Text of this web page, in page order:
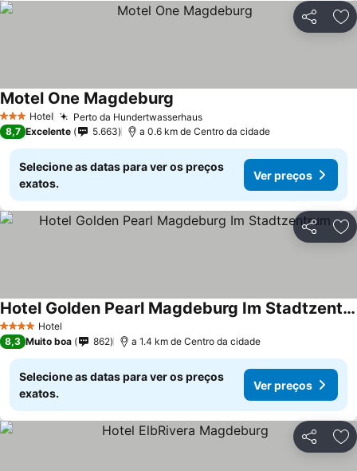
Partilhar
3 EstrelasHotel Perto da Hundertwasserhaus
Motel One Magdeburg
8,7 Excelente 5.663 a 0.6 km de Centro da cidade
Selecione as datas para ver os preços
exatos.
Ver preços
Partilhar
4 EstrelasHotel
Hotel Golden Pearl Magdeburg Im Stadtzentrum
8,3 Muito boa 862 a 1.4 km de Centro da cidade
Selecione as datas para ver os preços
exatos.
Ver preços
Partilhar